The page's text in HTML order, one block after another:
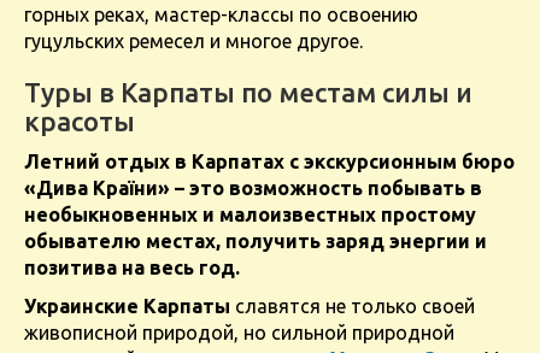
горных реках, мастер-классы по освоению
гуцульских ремесел и многое другое.
Туры в Карпаты по местам силы и
красоты
Летний отдых в Карпатах с экскурсионным бюро
«Дива Країни» – это возможность побывать в
необыкновенных и малоизвестных простому
обывателю местах, получить заряд энергии и
позитива на весь год.
Украинские Карпаты славятся не только своей
живописной природой, но сильной природной